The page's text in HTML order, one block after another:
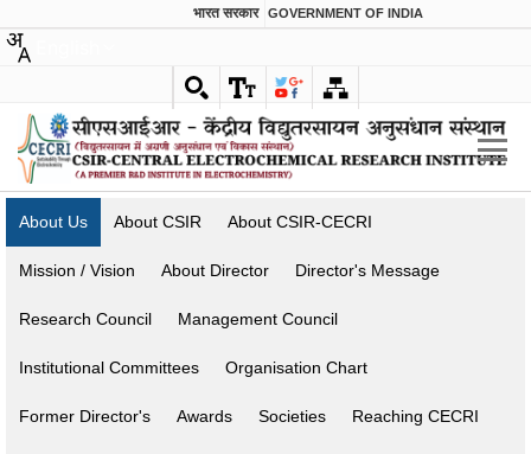
भारत सरकार GOVERNMENT OF INDIA
About Us About CSIR About CSIR-CECRI
Mission / Vision About Director Director's Message
Research Council Management Council
Institutional Committees Organisation Chart
Former Director's Awards Societies Reaching CECRI